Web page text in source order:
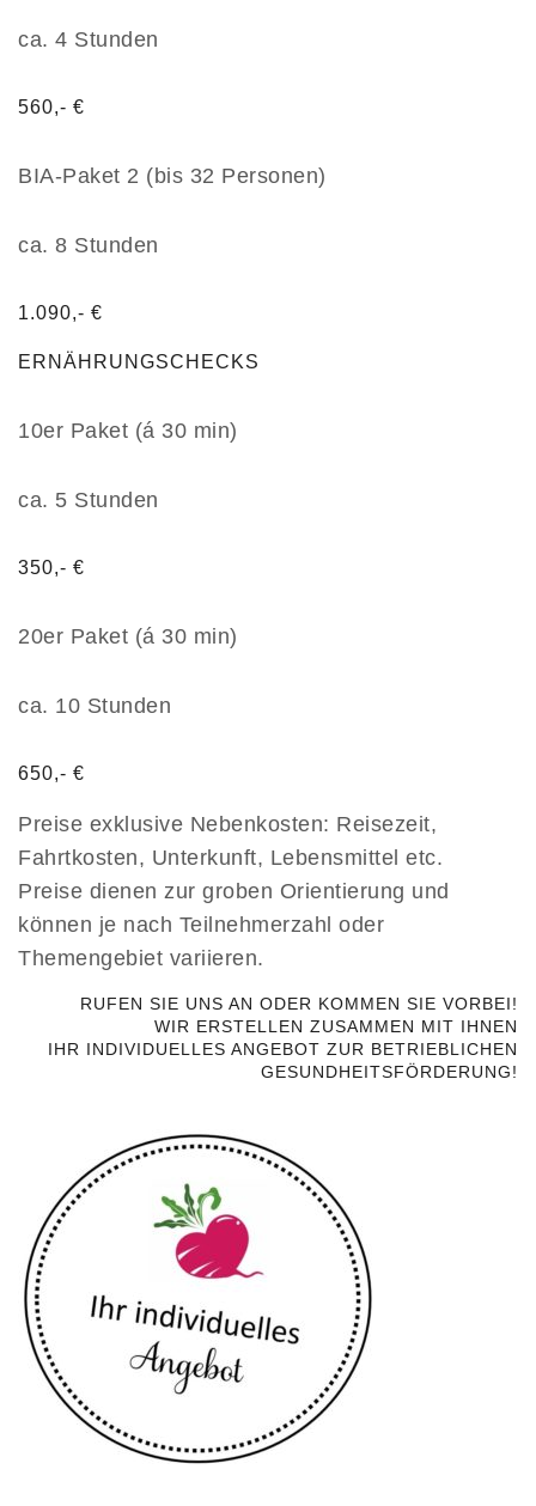
ca. 4 Stunden
560,- €
BIA-Paket 2 (bis 32 Personen)
ca. 8 Stunden
1.090,- €
ERNÄHRUNGSCHECKS
10er Paket (á 30 min)
ca. 5 Stunden
350,- €
20er Paket (á 30 min)
ca. 10 Stunden
650,- €
Preise exklusive Nebenkosten: Reisezeit,
Fahrtkosten, Unterkunft, Lebensmittel etc.
Preise dienen zur groben Orientierung und
können je nach Teilnehmerzahl oder
Themengebiet variieren.
RUFEN SIE UNS AN ODER KOMMEN SIE VORBEI!
WIR ERSTELLEN ZUSAMMEN MIT IHNEN
IHR INDIVIDUELLES ANGEBOT ZUR BETRIEBLICHEN
GESUNDHEITSFÖRDERUNG!